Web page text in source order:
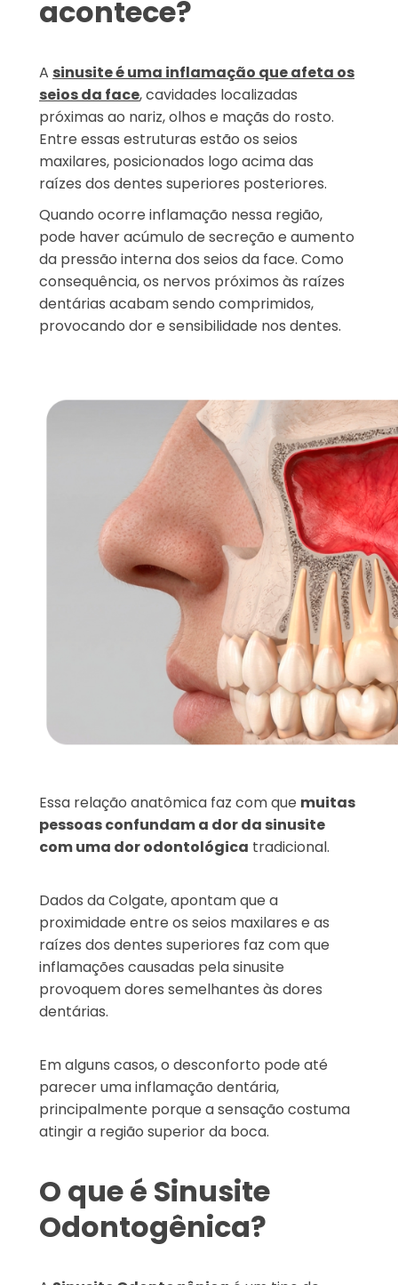
acontece?
A sinusite é uma inflamação que afeta os
seios da face, cavidades localizadas
próximas ao nariz, olhos e maçãs do rosto.
Entre essas estruturas estão os seios
maxilares, posicionados logo acima das
raízes dos dentes superiores posteriores.
Quando ocorre inflamação nessa região,
pode haver acúmulo de secreção e aumento
da pressão interna dos seios da face. Como
consequência, os nervos próximos às raízes
dentárias acabam sendo comprimidos,
provocando dor e sensibilidade nos dentes.
Essa relação anatômica faz com que muitas
pessoas confundam a dor da sinusite
com uma dor odontológica tradicional.
Dados da Colgate, apontam que a
proximidade entre os seios maxilares e as
raízes dos dentes superiores faz com que
inflamações causadas pela sinusite
provoquem dores semelhantes às dores
dentárias.
Em alguns casos, o desconforto pode até
parecer uma inflamação dentária,
principalmente porque a sensação costuma
atingir a região superior da boca.
O que é Sinusite
Odontogênica?